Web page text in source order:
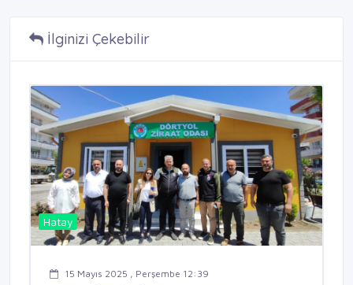
İlginizi Çekebilir
Hatay
15 Mayıs 2025 , Perşembe 12:39